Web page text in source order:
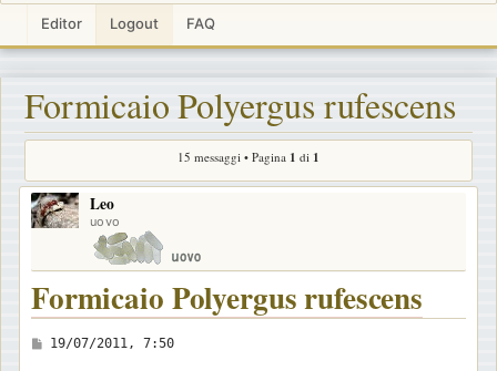
Editor Logout FAQ
Formicaio Polyergus rufescens
15 messaggi • Pagina 1 di 1
Leo
uovo
Formicaio Polyergus rufescens
M
19/07/2011, 7:50